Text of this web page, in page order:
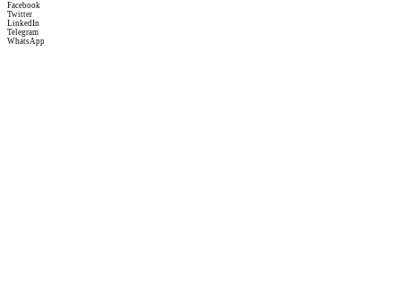
Facebook
Twitter
LinkedIn
Telegram
WhatsApp